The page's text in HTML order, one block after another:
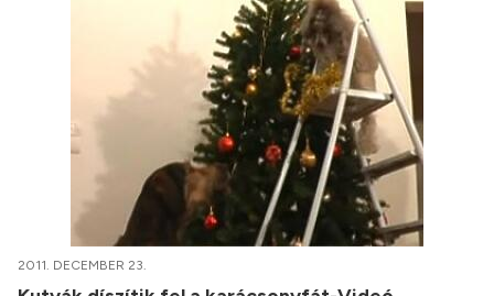
2011. DECEMBER 23.